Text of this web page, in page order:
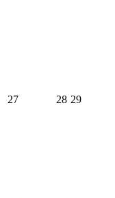
27 28 29